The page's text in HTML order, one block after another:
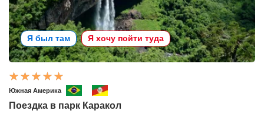
Я был там Я хочу пойти туда
Южная Америка
Поездка в парк Каракол